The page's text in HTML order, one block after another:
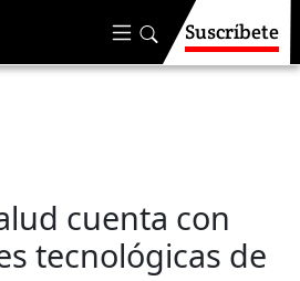
Suscríbete
cuenta con
tecnológicas de